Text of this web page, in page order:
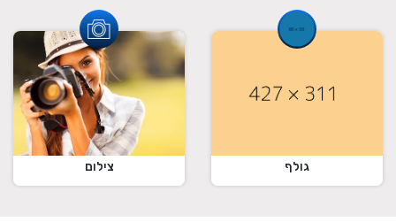
גולף צילום